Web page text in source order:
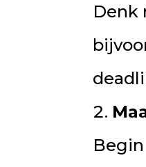
Denk